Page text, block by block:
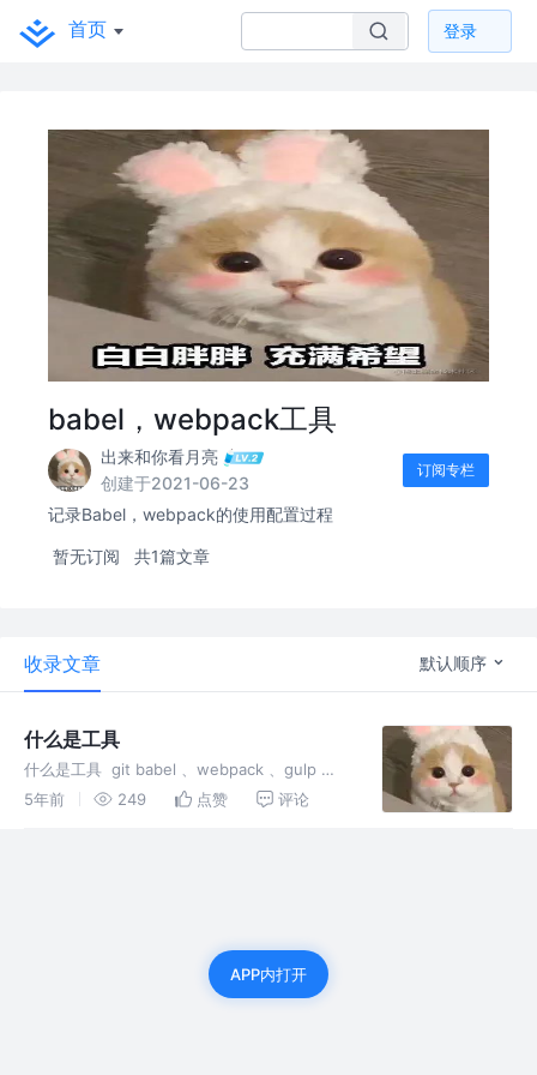
首页 登录
babel，webpack工具
出来和你看月亮
创建于2021-06-23
订阅专栏
记录Babel，webpack的使用配置过程
暂无订阅 共1篇文章
收录文章 默认顺序
什么是工具
什么是工具 git babel 、webpack 、gulp
docker markdow 学习工具思路 1为什么会有
5年前 249 点赞 评论
APP内打开